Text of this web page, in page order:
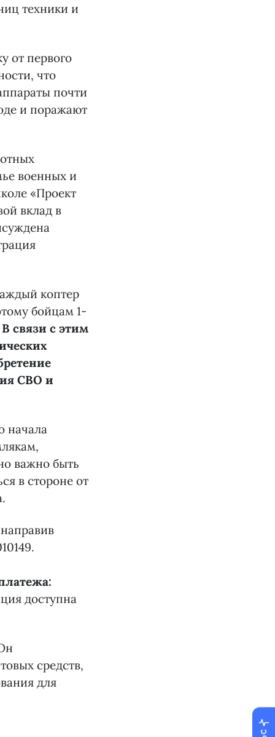
техники и
от первого
что
почти
и поражают
военных и
«Проект
вклад в
коптер
бойцам 1-
В связи с этим
СВО и
начала
важно быть
в стороне от
доступна
средств,
для